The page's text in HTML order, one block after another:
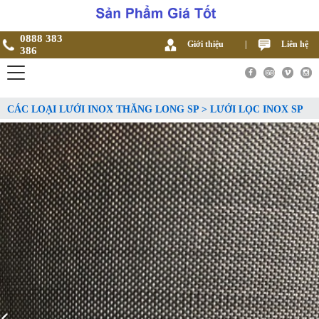
0888 383
386
Giới thiệu Liên hệ
CÁC LOẠI LƯỚI INOX THĂNG LONG SP > LƯỚI LỌC INOX SP